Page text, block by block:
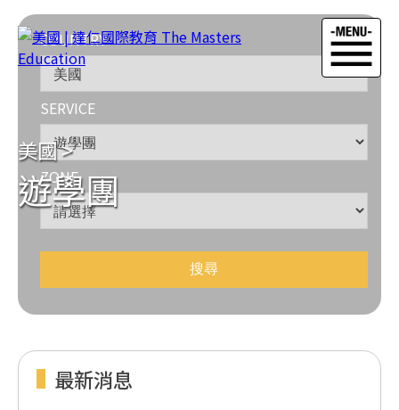
美國>
遊學團
COUNTRY
SERVICE
ZONE
最新消息